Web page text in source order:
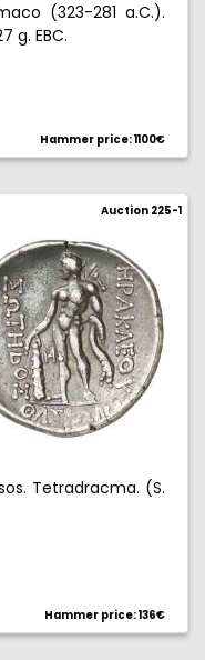
(323-281 a.C.).
g. EBC.
Hammer price: 1100€
Auction 225-1
Tetradracma. (S.
Hammer price: 136€